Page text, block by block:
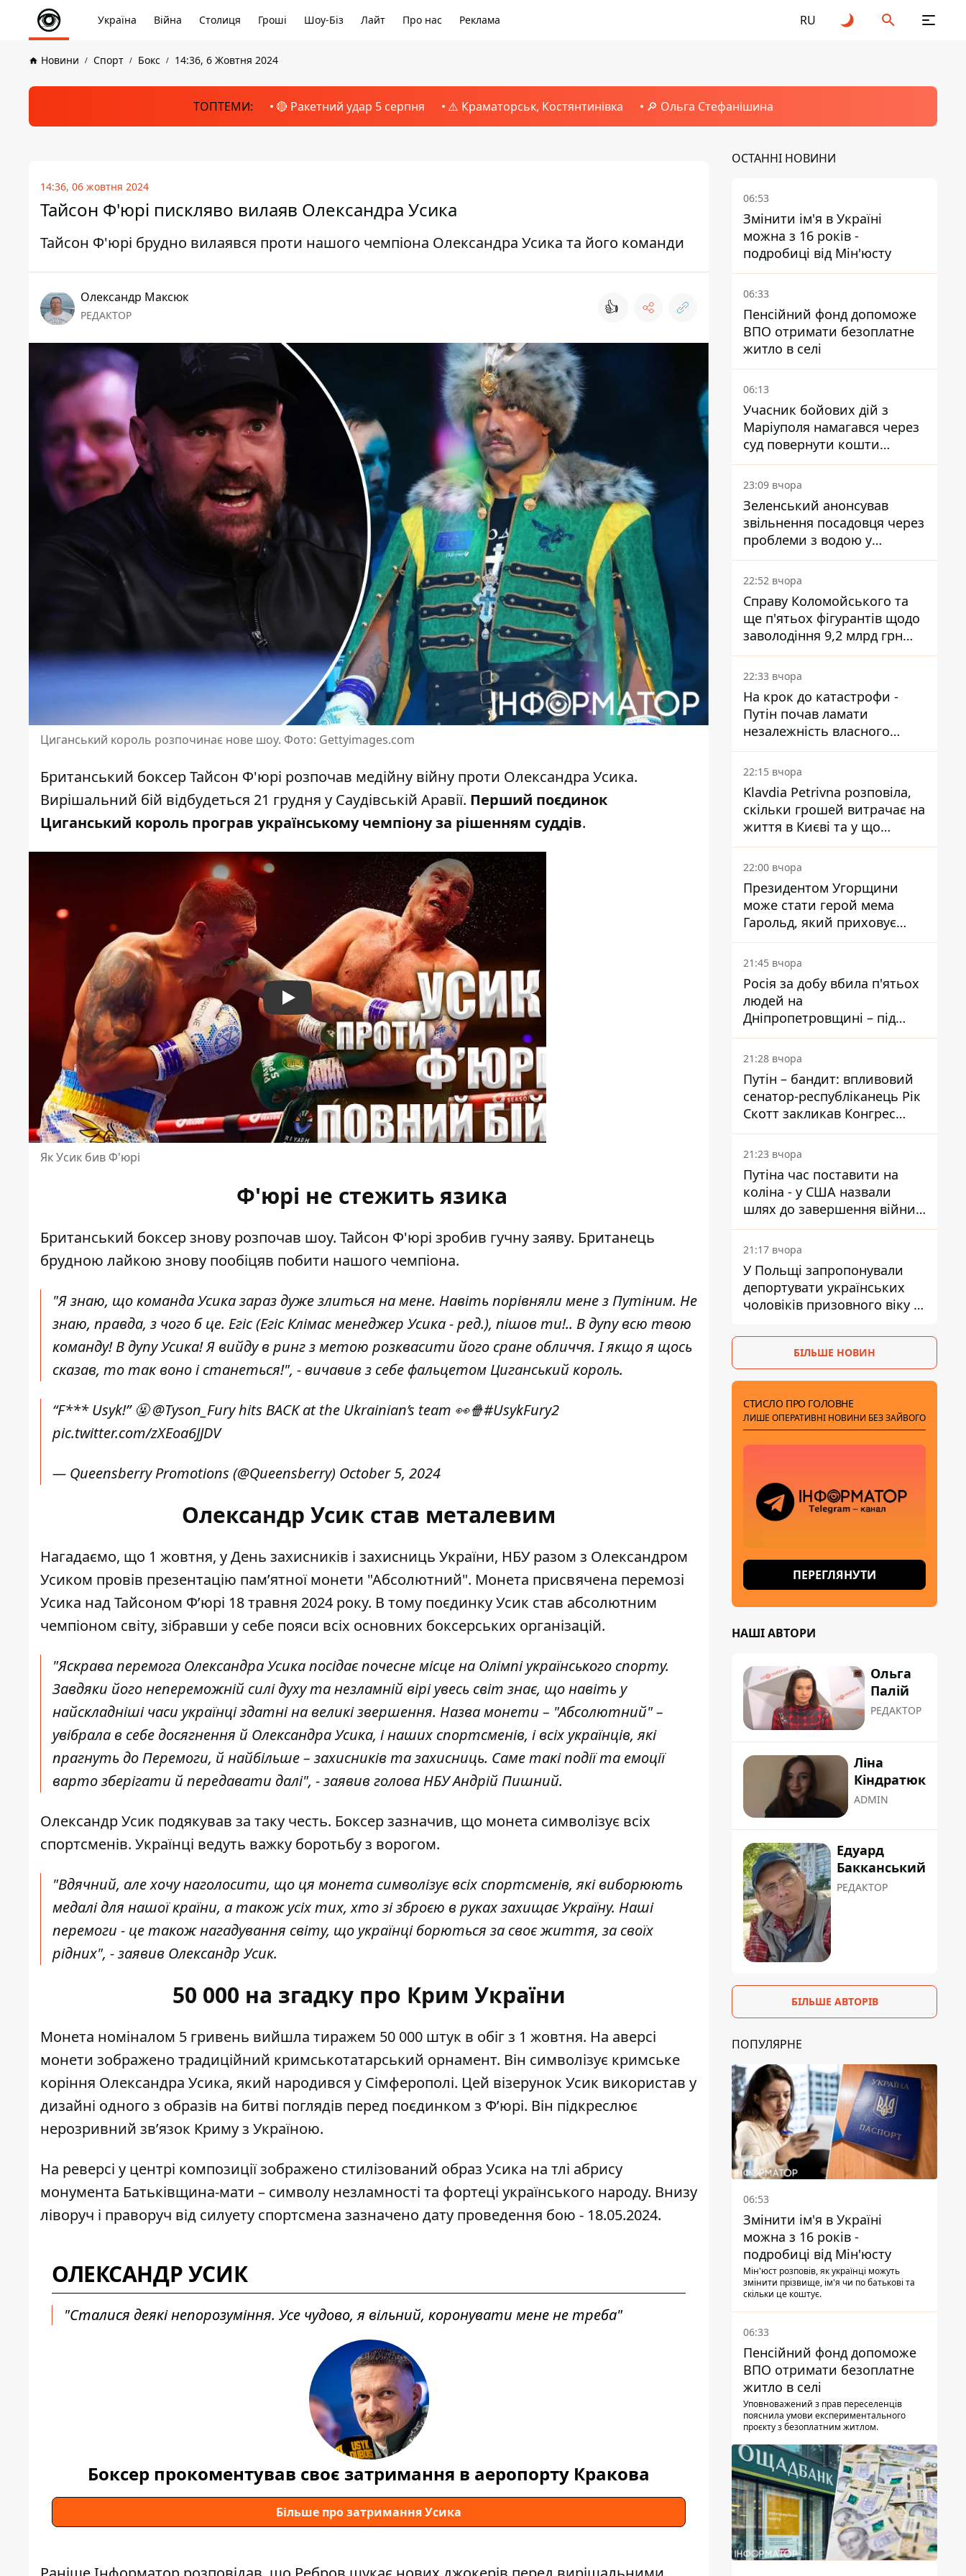
Україна Війна Столиця Гроші Шоу-Біз Лайт Про нас Реклама RU
Новини Спорт Бокс 14:36, 6 Жовтня 2024
ТОПТЕМИ: 🔴 Ракетний удар 5 серпня ⚠️ Краматорськ, Костянтинівка 🔎 Ольга Стефанішина
14:36, 06 жовтня 2024
Тайсон Ф'юрі пискляво вилаяв Олександра Усика
Тайсон Ф'юрі брудно вилаявся проти нашого чемпіона Олександра Усика та його команди
Олександр Максюк
РЕДАКТОР 👍
Циганський король розпочинає нове шоу. Фото: Gettyimages.com
Британський боксерТайсон Ф'юрі розпочав медійну війну проти Олександра Усика.
Вирішальний бій відбудеться 21 грудня у Саудівській Аравії. Перший поєдинок
Циганський король програв українському чемпіону за рішенням суддів.
Play
Як Усик бив Ф'юрі
Ф'юрі не стежить язика
Британський боксер знову розпочав шоу. Тайсон Ф'юрі зробив гучну заяву. Британець
брудною лайкою знову пообіцяв побити нашого чемпіона.
"Я знаю, що команда Усика зараз дуже злиться на мене. Навіть порівняли мене з Путіним. Не
знаю, правда, з чого б це. Егіс (Егіс Клімас менеджер Усика - ред.), пішов ти!.. В дупу всю твою
команду! В дупу Усика! Я вийду в ринг з метою розквасити його сране обличчя. І якщо я щось
сказав, то так воно і станеться!", - вичавив з себе фальцетом Циганський король.
“F*** Usyk!” 🤬@Tyson_Furyhits BACK at the Ukrainian’s team 👀🍿#UsykFury2
pic.twitter.com/zXEoa6JJDV
— Queensberry Promotions (@Queensberry) October 5, 2024
Олександр Усик став металевим
Нагадаємо, що 1 жовтня, у День захисників і захисниць України, НБУ разом з Олександром
Усиком провів презентацію пам’ятної монети "Абсолютний". Монета присвячена перемозі
Усика над Тайсоном Ф’юрі 18 травня 2024 року. В тому поєдинку Усик став абсолютним
чемпіоном світу, зібравши у себе пояси всіх основних боксерських організацій.
"Яскрава перемога Олександра Усика посідає почесне місце на Олімпі українського спорту.
Завдяки його непереможній силі духу та незламній вірі увесь світ знає, що навіть у
найскладніші часи українці здатні на великі звершення. Назва монети – "Абсолютний" –
увібрала в себе досягнення й Олександра Усика, і наших спортсменів, і всіх українців, які
прагнуть до Перемоги, й найбільше – захисників та захисниць. Саме такі події та емоції
варто зберігати й передавати далі", - заявив голова НБУ Андрій Пишний.
Олександр Усик подякував за таку честь. Боксер зазначив, що монета символізує всіх
спортсменів. Українці ведуть важку боротьбу з ворогом.
"Вдячний, але хочу наголосити, що ця монета символізує всіх спортсменів, які виборюють
медалі для нашої країни, а також усіх тих, хто зі зброєю в руках захищає Україну. Наші
перемоги - це також нагадування світу, що українці борються за своє життя, за своїх
рідних", - заявив Олександр Усик.
50 000 на згадку про Крим України
Монета номіналом 5 гривень вийшла тиражем 50 000 штук в обіг з 1 жовтня. На аверсі
монети зображено традиційний кримськотатарський орнамент. Він символізує кримське
коріння Олександра Усика, який народився у Сімферополі. Цей візерунок Усик використав у
дизайні одного з образів на битві поглядів перед поєдинком з Ф’юрі. Він підкреслює
нерозривний зв’язок Криму з Україною.
На реверсі у центрі композиції зображено стилізований образ Усика на тлі абрису
монумента Батьківщина-мати – символу незламності та фортеці українського народу. Внизу
ліворуч і праворуч від силуету спортсмена зазначено дату проведення бою - 18.05.2024.
ОЛЕКСАНДР УСИК
"Сталися деякі непорозуміння. Усе чудово, я вільний, коронувати мене не треба"
Боксер прокоментував своє затримання в аеропорту Кракова
Більше про затримання Усика
ОСТАННІ НОВИНИ
06:53
Змінити ім'я в Україні
можна з 16 років -
подробиці від Мін'юсту
06:33
Пенсійний фонд допоможе
ВПО отримати безоплатне
житло в селі
06:13
Учасник бойових дій з
Маріуполя намагався через
суд повернути кошти
субсидії з рахунку в
Ощадбанку - яким було
рішення
23:09 вчора
Зеленський анонсував
звільнення посадовця через
проблеми з водою у
Марганці
22:52 вчора
Справу Коломойського та
ще п'ятьох фігурантів щодо
заволодіння 9,2 млрд грн
ПриватБанку скерували до
суду
22:33 вчора
На крок до катастрофи -
Путін почав ламати
незалежність власного
Центробанку, змусивши
знизити базову ставку
22:15 вчора
Klavdia Petrivna розповіла,
скільки грошей витрачає на
життя в Києві та у що
вкладає мільйони
22:00 вчора
Президентом Угорщини
може стати герой мема
Гарольд, який приховує
біль – він очолив народне
голосування
21:45 вчора
Росія за добу вбила п'ятьох
людей на
Дніпропетровщині – під
ударами опинилися п'ять
районів області
21:28 вчора
Путін – бандит: впливовий
сенатор-республіканець Рік
Скотт закликав Конгрес
притягнути РФ до
відповідальності за війну в
Україні
21:23 вчора
Путіна час поставити на
коліна - у США назвали
шлях до завершення війни -
National Security Journal
21:17 вчора
У Польщі запропонували
депортувати українських
чоловіків призовного віку -
БІЛЬШЕ НОВИН
СТИСЛО ПРО ГОЛОВНЕ
ЛИШЕ ОПЕРАТИВНІ НОВИНИ БЕЗ ЗАЙВОГО
ПЕРЕГЛЯНУТИ
НАШІ АВТОРИ
Ольга
Палій
РЕДАКТОР
Ліна
Кіндратюк
ADMIN
Едуард
Бакканський
РЕДАКТОР
БІЛЬШЕ АВТОРІВ
ПОПУЛЯРНЕ
06:53
Змінити ім'я в Україні
можна з 16 років -
подробиці від Мін'юсту
Мін'юст розповів, як українці можуть
змінити прізвище, ім'я чи по батькові та
скільки це коштує.
06:33
Пенсійний фонд допоможе
ВПО отримати безоплатне
житло в селі
Уповноважений з прав переселенців
пояснила умови експериментального
проєкту з безоплатним житлом.